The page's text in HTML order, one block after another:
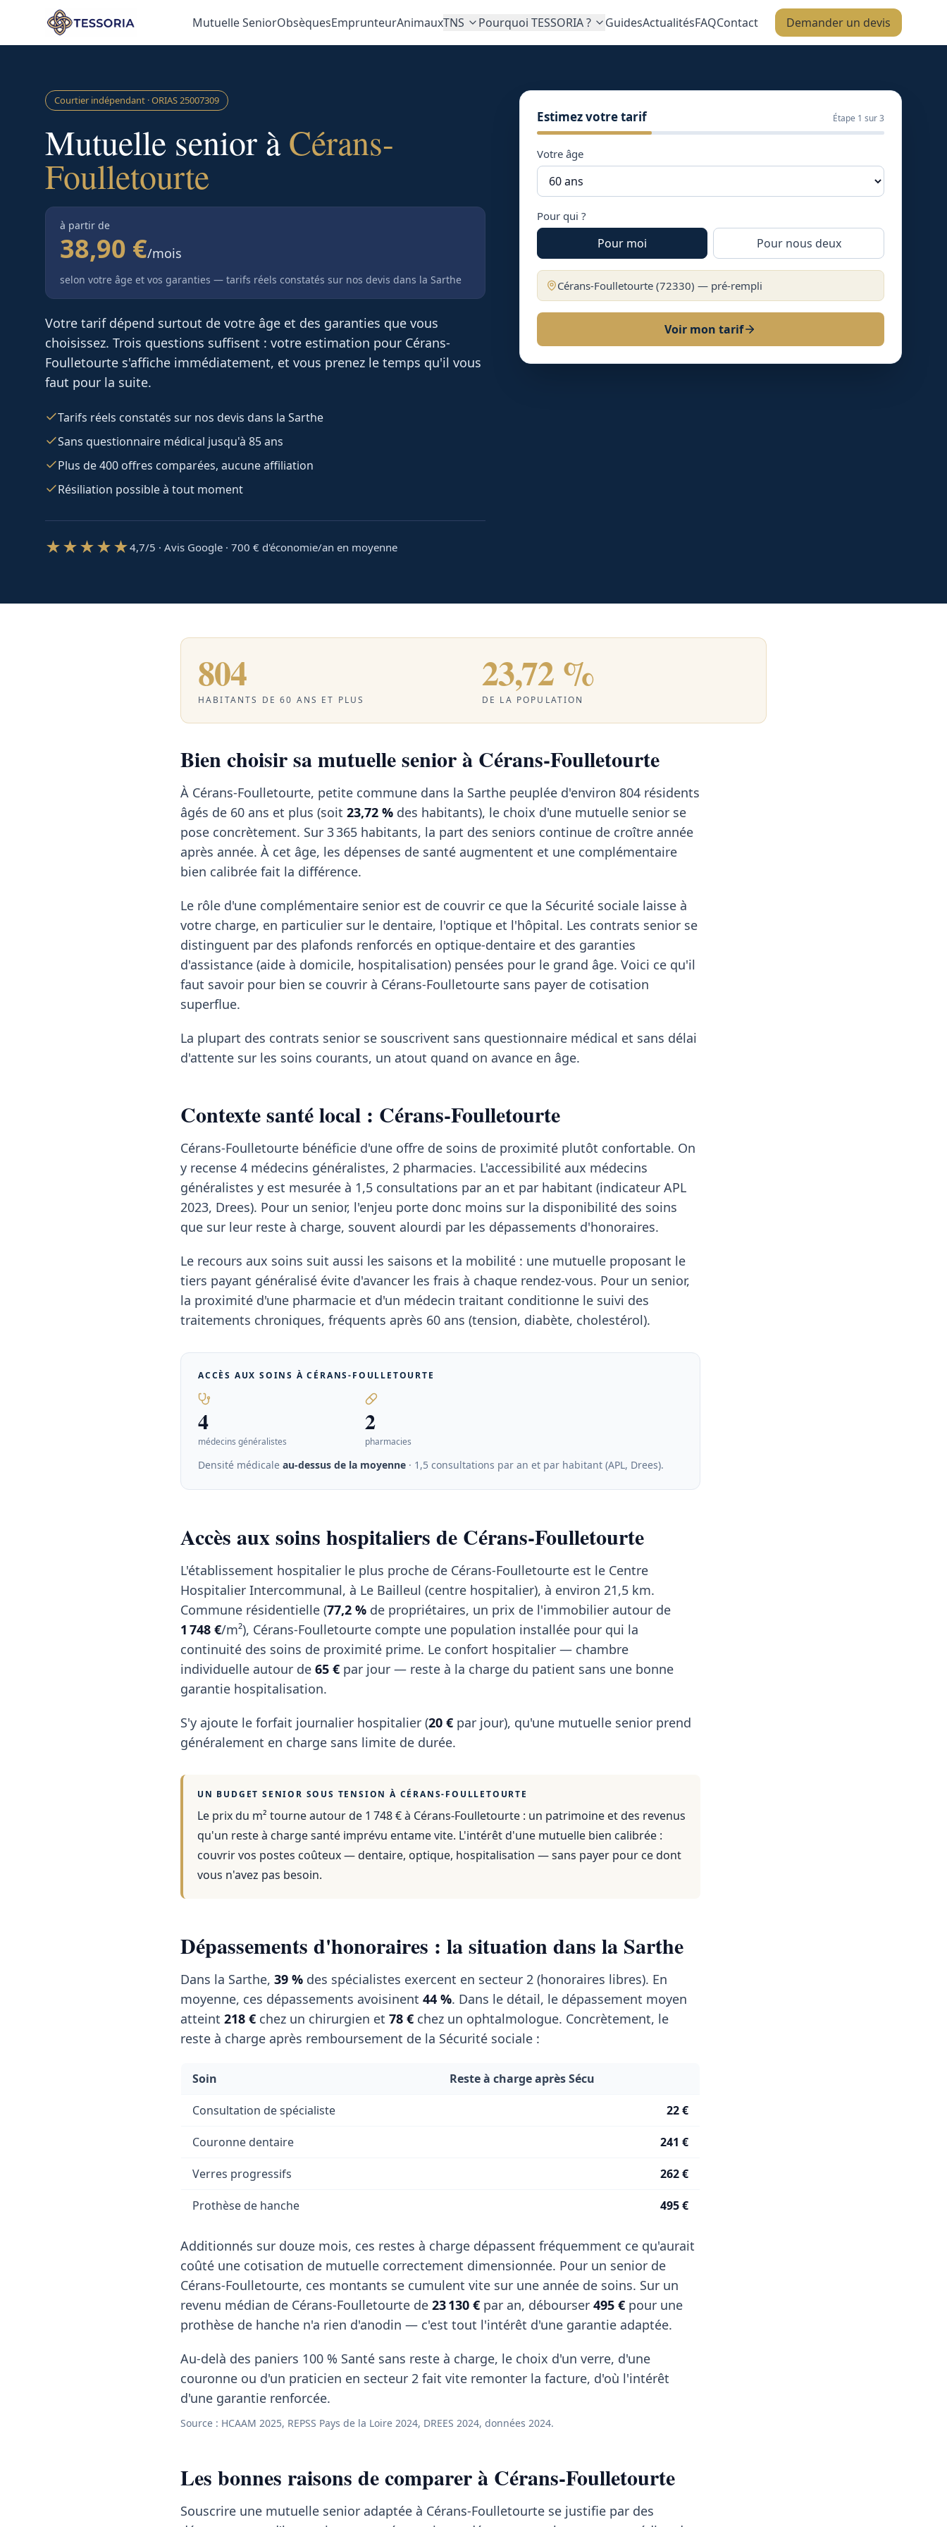
Aller au contenu principal
Mutuelle SeniorObsèquesEmprunteurAnimauxTNS Pourquoi TESSORIA ? GuidesActualitésFAQContact Demander un devis
Courtier indépendant · ORIAS25007309
Mutuelle senior àCérans-
Foulletourte
à partir de
38,90 €/mois
selon votre âge et vos garanties — tarifs réels constatés sur nos devis dans la Sarthe
Votre tarif dépend surtout de votre âge et des garanties que vous
choisissez. Trois questions suffisent : votre estimation pour Cérans-
Foulletourte s'affiche immédiatement, et vous prenez le temps qu'il vous
faut pour la suite.
Tarifs réels constatés sur nos devis dans la Sarthe
Sans questionnaire médical jusqu'à 85 ans
Plus de 400 offres comparées, aucune affiliation
Résiliation possible à tout moment
★★★★★4,7/5 · Avis Google · 700 € d'économie/an en moyenne
Estimez votre tarif Étape 1 sur 3
Votre âge
Pour qui ?
Pour moi Pour nous deux
Cérans-Foulletourte(72330) — pré-rempli
Voir mon tarif
804
HABITANTS DE 60 ANS ET PLUS
23,72 %
DE LA POPULATION
Bien choisir sa mutuelle senior à Cérans-Foulletourte
À Cérans-Foulletourte, petite commune dans la Sarthe peuplée d'environ 804 résidents
âgés de 60 ans et plus (soit 23,72 % des habitants), le choix d'une mutuelle senior se
pose concrètement. Sur 3 365 habitants, la part des seniors continue de croître année
après année. À cet âge, les dépenses de santé augmentent et une complémentaire
bien calibrée fait la différence.
Le rôle d'une complémentaire senior est de couvrir ce que la Sécurité sociale laisse à
votre charge, en particulier sur le dentaire, l'optique et l'hôpital. Les contrats senior se
distinguent par des plafonds renforcés en optique-dentaire et des garanties
d'assistance (aide à domicile, hospitalisation) pensées pour le grand âge. Voici ce qu'il
faut savoir pour bien se couvrir à Cérans-Foulletourte sans payer de cotisation
superflue.
La plupart des contrats senior se souscrivent sans questionnaire médical et sans délai
d'attente sur les soins courants, un atout quand on avance en âge.
Contexte santé local : Cérans-Foulletourte
Cérans-Foulletourte bénéficie d'une offre de soins de proximité plutôt confortable. On
y recense 4 médecins généralistes, 2 pharmacies. L'accessibilité aux médecins
généralistes y est mesurée à 1,5 consultations par an et par habitant (indicateur APL
2023, Drees). Pour un senior, l'enjeu porte donc moins sur la disponibilité des soins
que sur leur reste à charge, souvent alourdi par les dépassements d'honoraires.
Le recours aux soins suit aussi les saisons et la mobilité : une mutuelle proposant le
tiers payant généralisé évite d'avancer les frais à chaque rendez-vous. Pour un senior,
la proximité d'une pharmacie et d'un médecin traitant conditionne le suivi des
traitements chroniques, fréquents après 60 ans (tension, diabète, cholestérol).
ACCÈS AUX SOINS ÀCÉRANS-FOULLETOURTE
4
médecins généralistes
2
pharmacies
Densité médicale au-dessus de la moyenne · 1,5 consultations par an et par habitant (APL, Drees).
Accès aux soins hospitaliers de Cérans-Foulletourte
L'établissement hospitalier le plus proche de Cérans-Foulletourte est le Centre
Hospitalier Intercommunal, à Le Bailleul (centre hospitalier), à environ 21,5 km.
Commune résidentielle (77,2 % de propriétaires, un prix de l'immobilier autour de
1 748 €/m²), Cérans-Foulletourte compte une population installée pour qui la
continuité des soins de proximité prime. Le confort hospitalier — chambre
individuelle autour de 65 € par jour — reste à la charge du patient sans une bonne
garantie hospitalisation.
S'y ajoute le forfait journalier hospitalier (20 € par jour), qu'une mutuelle senior prend
généralement en charge sans limite de durée.
UN BUDGET SENIOR SOUS TENSION À CÉRANS-FOULLETOURTE
Le prix du m² tourne autour de 1 748 €à Cérans-Foulletourte : un patrimoine et des revenus
qu'un reste à charge santé imprévu entame vite. L'intérêt d'une mutuelle bien calibrée :
couvrir vos postes coûteux — dentaire, optique, hospitalisation — sans payer pour ce dont
vous n'avez pas besoin.
Dépassements d'honoraires : la situation dans la Sarthe
Dans la Sarthe, 39 % des spécialistes exercent en secteur 2 (honoraires libres). En
moyenne, ces dépassements avoisinent 44 %. Dans le détail, le dépassement moyen
atteint 218 € chez un chirurgien et 78 € chez un ophtalmologue. Concrètement, le
reste à charge après remboursement de la Sécurité sociale :
Soin Reste à charge après Sécu
Consultation de spécialiste 22 €
Couronne dentaire 241 €
Verres progressifs 262 €
Prothèse de hanche 495 €
Additionnés sur douze mois, ces restes à charge dépassent fréquemment ce qu'aurait
coûté une cotisation de mutuelle correctement dimensionnée. Pour un senior de
Cérans-Foulletourte, ces montants se cumulent vite sur une année de soins. Sur un
revenu médian de Cérans-Foulletourte de 23 130 € par an, débourser 495 € pour une
prothèse de hanche n'a rien d'anodin — c'est tout l'intérêt d'une garantie adaptée.
Au-delà des paniers 100 % Santé sans reste à charge, le choix d'un verre, d'une
couronne ou d'un praticien en secteur 2 fait vite remonter la facture, d'où l'intérêt
d'une garantie renforcée.
Source : HCAAM 2025, REPSS Pays de la Loire 2024, DREES 2024, données 2024.
Les bonnes raisons de comparer à Cérans-Foulletourte
Souscrire une mutuelle senior adaptée à Cérans-Foulletourte se justifie par des